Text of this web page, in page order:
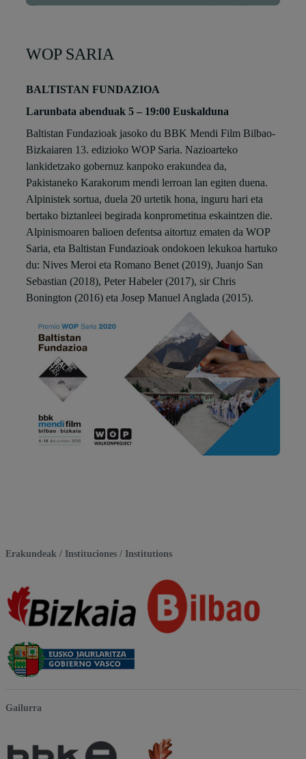
WOP SARIA
BALTISTAN FUNDAZIOA
Larunbata abenduak 5 – 19:00 Euskalduna
Baltistan Fundazioak jasoko du BBK Mendi Film Bilbao-
Bizkaiaren 13. edizioko WOP Saria. Nazioarteko
lankidetzako gobernuz kanpoko erakundea da,
Pakistaneko Karakorum mendi lerroan lan egiten duena.
Alpinistek sortua, duela 20 urtetik hona, inguru hari eta
bertako biztanleei begirada konprometitua eskaintzen die.
Alpinismoaren balioen defentsa aitortuz ematen da WOP
Saria, eta Baltistan Fundazioak ondokoen lekukoa hartuko
du: Nives Meroi eta Romano Benet (2019), Juanjo San
Sebastian (2018), Peter Habeler (2017), sir Chris
Bonington (2016) eta Josep Manuel Anglada (2015).
Erakundeak / Instituciones / Institutions
Gailurra